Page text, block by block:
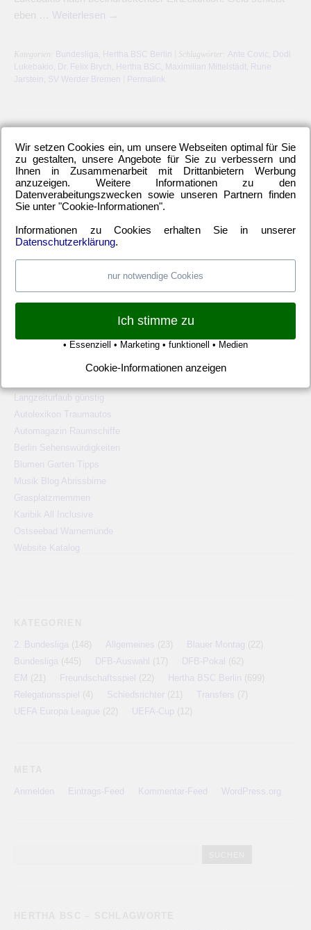
eben … Weiterlesen →
Kategorien: Bundesliga Hertha BSC Berlin | Schlagwörter: Ante Covic
Dodi
Lukebakio Dr. Felix Brych Hertha BSC Maximilian Mittelstädt Rune
Jarstein
SV Werder Bremen Permalink
LETZTE HERTHA-ARTIKEL
Neuzugang Josip Brekalo mit Doppelpack
Alle 6-Punkte-Spiele gewinnen und aufsteigen
WEBSITE TIPPS
Pauschalreisen günstig
Langzeiturlaub günstig
Autolexikon Traumautos
Automagazin Raumschiffe
Berlin Sehenswürdigkeiten
Blumen Garten Tipps
Musik Blog Abrissbirne
Grasplatzmemmen
Karibik All Inclusive
Ostseebad Warnemünde
Website Katalog
2. Bundesliga (148) Allgemeines (23) Blauer Montag (22)
Bundesliga (445) DFB-Auswahl (17) DFB-Pokal (62)
EM (21) Freundschaftsspiel (22) Hertha BSC Berlin (699)
Relegationsspiel (4) Schiedsrichter (21) Transfers (7)
UEFA Europa League (22) UEFA-Cup (12)
Anmelden Eintrags-Feed Kommentar-Feed WordPress.org
Wir setzen Cookies ein, um unsere Webseiten optimal für Sie
zu gestalten, unsere Angebote für Sie zu verbessern und
Ihnen in Zusammenarbeit mit Drittanbietern Werbung
anzuzeigen. Weitere Informationen zu den
Datenverabeitungszwecken sowie unseren Partnern finden
Sie unter "Cookie-Informationen".
Informationen zu Cookies erhalten Sie in unserer
Datenschutzerklärung.
nur notwendige Cookies
Ich stimme zu
• Essenziell • Marketing • funktionell • Medien
Cookie-Informationen anzeigen